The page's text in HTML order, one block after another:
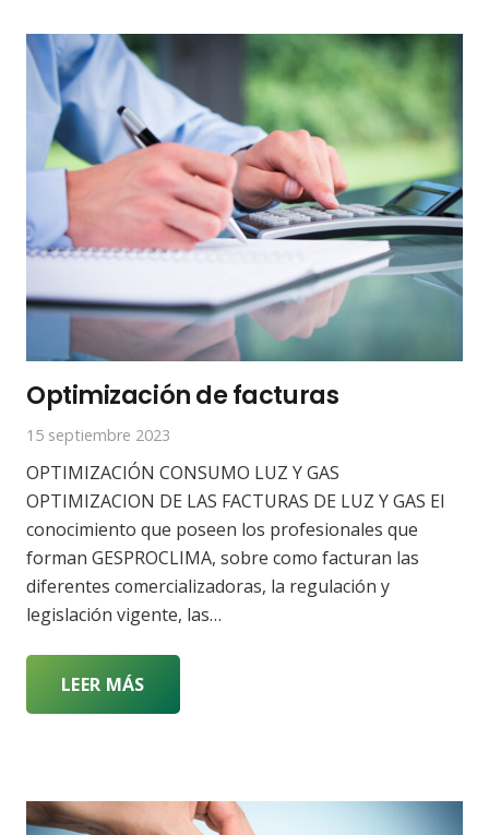
Optimización de facturas
15 septiembre 2023
OPTIMIZACIÓN CONSUMO LUZ Y GAS
OPTIMIZACION DE LAS FACTURAS DE LUZ Y GAS El
conocimiento que poseen los profesionales que
forman GESPROCLIMA, sobre como facturan las
diferentes comercializadoras, la regulación y
legislación vigente, las…
LEER MÁS